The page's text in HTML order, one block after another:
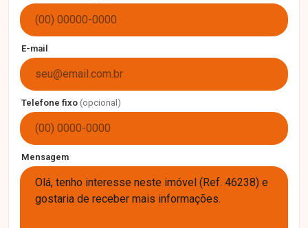
E-mail
Telefone fixo (opcional)
Mensagem